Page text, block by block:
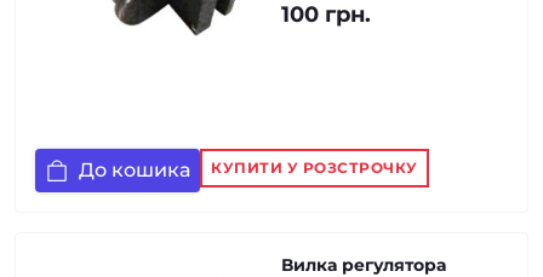
100 грн.
До кошика КУПИТИ У РОЗСТРОЧКУ
Вилка регулятора